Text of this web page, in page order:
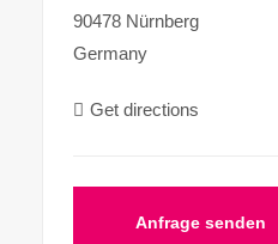
90478 Nürnberg
Germany
Get directions
Anfrage senden